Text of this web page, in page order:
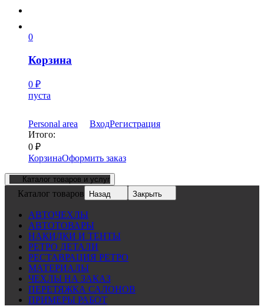
0
Корзина
0 ₽
пуста
Personal area ВходРегистрация
Итого:
0 ₽
КорзинаОформить заказ
Каталог товаров и услуг
Каталог товаров Назад Закрыть
АВТОЧЕХЛЫ
АВТОТОВАРЫ
НАКИДКИ И ТЕНТЫ
РЕТРО ДЕТАЛИ
РЕСТАВРАЦИЯ РЕТРО
МАТЕРИАЛЫ
ЧЕХЛЫ НА ЗАКАЗ
ПЕРЕТЯЖКА САЛОНОВ
ПРИМЕРЫ РАБОТ